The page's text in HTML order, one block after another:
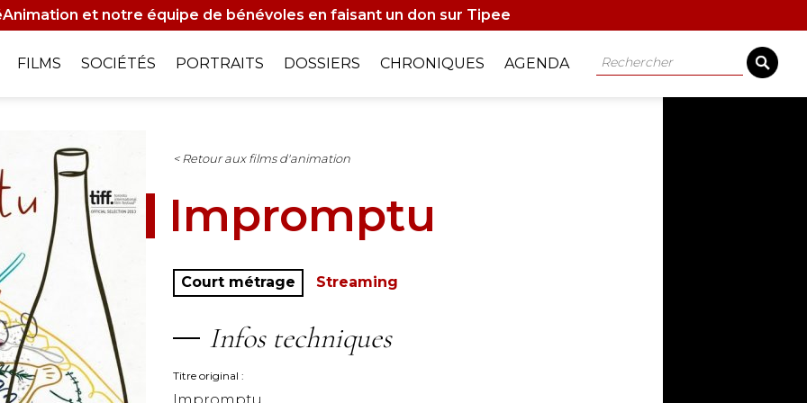
et notre équipe de bénévoles en faisant un don sur Tipee
FILMS SOCIÉTÉS PORTRAITS DOSSIERS CHRONIQUES AGENDA Rechercher
< Retour aux films d'animation
Impromptu
Court métrage Streaming
Infos techniques
Titre original
Impromptu